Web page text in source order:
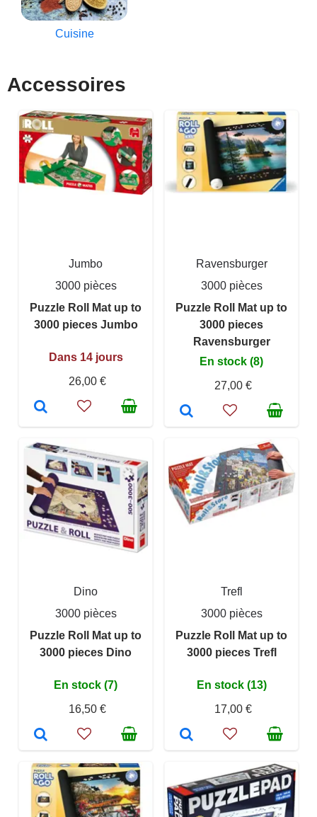
Cuisine
Accessoires
Jumbo
3000 pièces
Puzzle Roll Mat up to
3000 pieces Jumbo
Dans 14 jours
26,00 €
Ravensburger
3000 pièces
Puzzle Roll Mat up to
3000 pieces
Ravensburger
En stock (8)
27,00 €
Dino
3000 pièces
Puzzle Roll Mat up to
3000 pieces Dino
En stock (7)
16,50 €
Trefl
3000 pièces
Puzzle Roll Mat up to
3000 pieces Trefl
En stock (13)
17,00 €